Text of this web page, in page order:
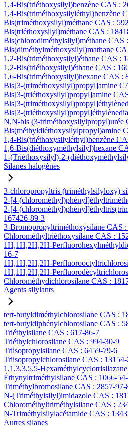
1,4-Bis(triéthoxysilyl)benzène CAS :
1,4-Bis(triméthoxysilyléthyl)benzène
Bis(triméthoxysilyl)méthane CAS :
Bis(triéthoxysilyl)méthane CAS :
Bis(chlorodiméthylsilyl)méthane CAS
Bis(diméthylméthoxysilyl)mathane
1,2-Bis(triméthoxysilyl)éthane CAS :
1,2-Bis(triéthoxysilyl)éthane CAS :
1,6-Bis(triméthoxysilyl)hexane CAS :
Bis[3-(triméthoxysilyl)propyl]amine
Bis[3-(triéthoxysilyl)propyl]amine
Bis[3-
Bis[3-
N,N-bis (3-triméthoxysilylpropyl)urée
Bis(méthyldiéthoxysilylpropyl)amine
1,4-Bis(triéthoxysilyléthyl)benzène
1,6-Bis(diéthoxyméthylsilyl)hexane
1-(Triéthoxysilyl)-2-
Silanes halogènes
3-chloropropyltris (triméthylsilyloxy)
2-[4-
2-[4-
167426-89-3
3-Bromopropyltriméthoxysilane CAS
Chlorométhyltriéthoxysilane CAS :
1H,1H,2H,2H-
16-7
1H,1H,2H,2H-
1H,1H,2H,2H-
Chlorométhydichlorosilane CAS :
Agents silylants
tert-butyldiméthylchlorosilane CAS :
tert-butyldiphénylchlorosilane CAS :
Triéthylsilane CAS : 617-86-7
Triéthylchlorosilane CAS : 994-30-9
Triisopropylsilane CAS : 6459-79-6
Triisopropylchlorosilane CAS : 13154-
1,1,3,3,5,5-
Éthynyltriméthylsilane CAS : 1066-
Triméthylbromosilane CAS : 2857-97-
N-(Triméthylsilyl)imidazole CAS :
Chlorométhyltriméthylsilane CAS :
N-Triméthylsilylacétamide CAS :
Autres silanes